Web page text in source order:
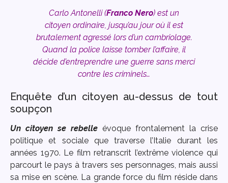
Carlo Antonelli (Franco Nero) est un
citoyen ordinaire, jusqu’au jour où il est
brutalement agressé lors d’un cambriolage.
Quand la police laisse tomber l’affaire, il
décide d’entreprendre une guerre sans merci
contre les criminels…
Enquête d’un citoyen au-dessus de tout
soupçon
Un citoyen se rebelle évoque frontalement la crise
politique et sociale que traverse l’Italie durant les
années 1970. Le film retranscrit l’extrême violence qui
parcourt le pays à travers ses personnages, mais aussi
sa mise en scène. La grande force du film réside dans